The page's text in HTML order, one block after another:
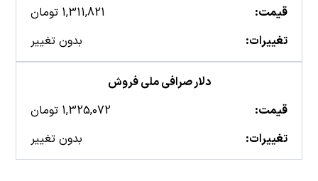
قیمت:
1,311,821 تومان
تغییرات:
بدون تغییر
دلار صرافی ملی فروش
قیمت:
1,325,072 تومان
تغییرات:
بدون تغییر